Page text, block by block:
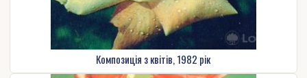
Композиція з квітів, 1982 рік